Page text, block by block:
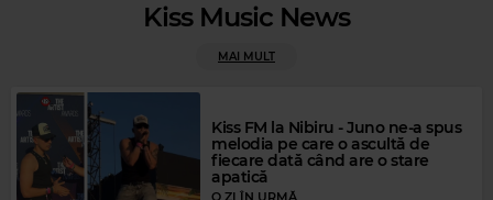
MAGIC FM
Kiss Music News
MAI MULT
Kiss FM la Nibiru - Juno ne-a spus
melodia pe care o ascultă de
fiecare dată când are o stare
apatică
O ZI ÎN URMĂ